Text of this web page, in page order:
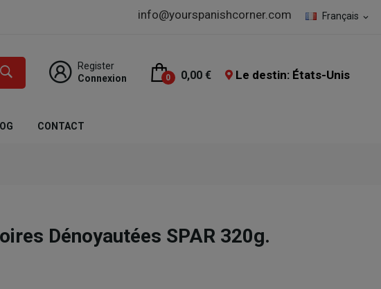
Français expand_more
info@yourspanishcorner.com
Register
Connexion
0 0,00 € Le destin: États-Unis
CONTACT
Dénoyautées SPAR 320g.